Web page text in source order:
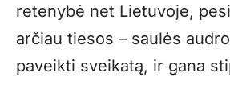
retenybė net Lietuvoje,
arčiau tiesos – saulės
paveikti sveikatą, ir gana